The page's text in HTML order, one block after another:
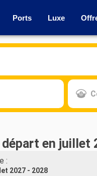
Ports Luxe
en juillet
:
2027 - 2028